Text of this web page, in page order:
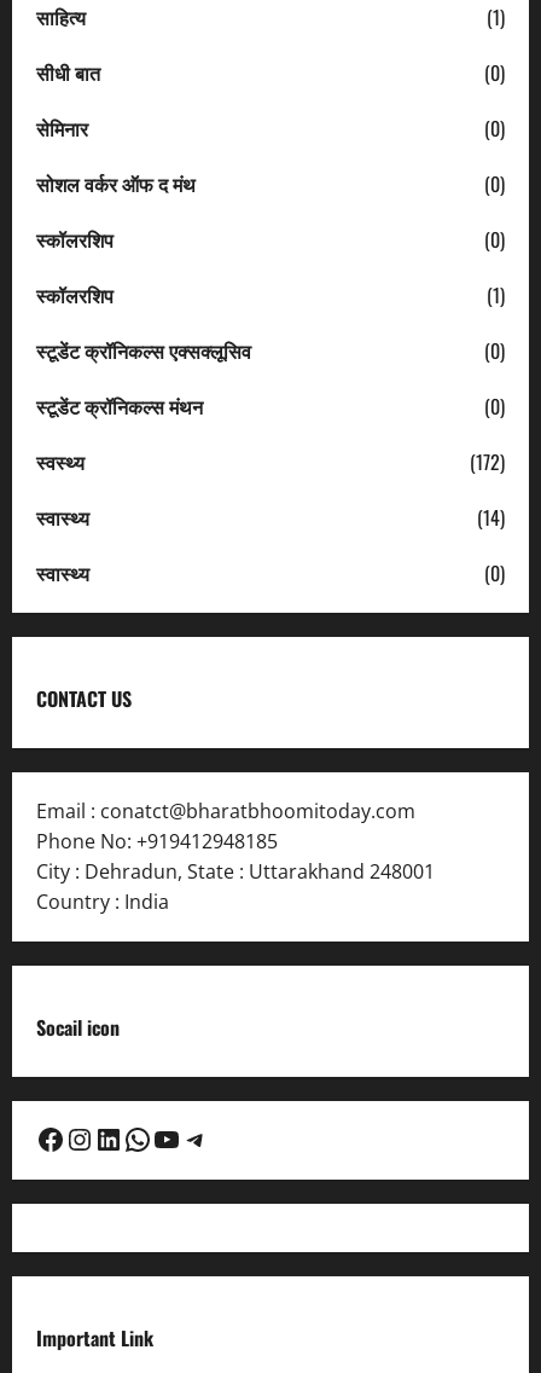
साहित्य
(1)
सीधी बात
(0)
सेमिनार
(0)
सोशल वर्कर ऑफ द मंथ
(0)
स्कॉलरशिप
(0)
स्कॉलरशिप
(1)
स्टूडेंट क्रॉनिकल्स एक्सक्लूसिव
(0)
स्टूडेंट क्रॉनिकल्स मंथन
(0)
स्वस्थ्य
(172)
स्वास्थ्य
(14)
स्वास्थ्य
(0)
CONTACT US
Email : conatct@bharatbhoomitoday.com
Phone No: +919412948185
City : Dehradun, State : Uttarakhand 248001
Country : India
Socail icon
Facebook
Instagram
LinkedIn
WhatsApp
YouTube
Telegram
Important Link